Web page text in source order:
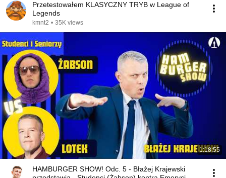
Przetestowałem KLASYCZNY TRYB w League of
Legends
kmnt2 • 35K views
1:18:55
HAMBURGER SHOW! Odc. 5 - Błażej Krajewski